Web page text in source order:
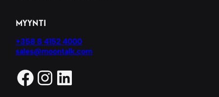
MYYNTI
+358 8 4152 4000
sales@moontalk.com
Facebook Instagram LinkedIn